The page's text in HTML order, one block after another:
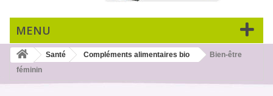
MENU
Santé Compléments alimentaires bio
Bien-être
féminin